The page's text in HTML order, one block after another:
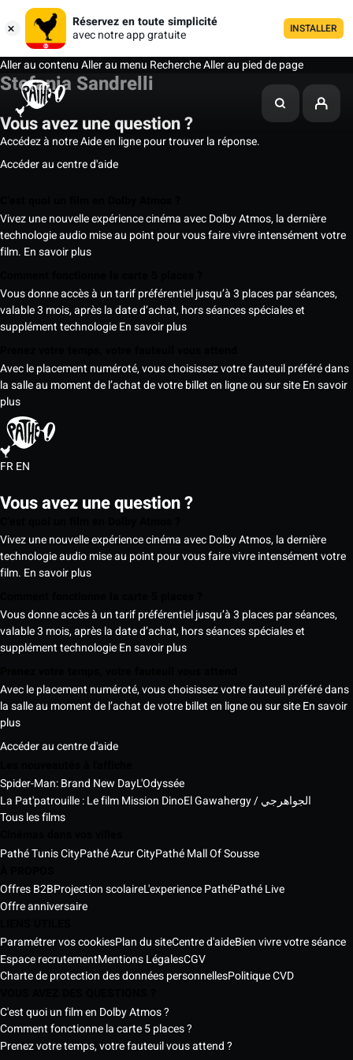
Réservez en toute simplicité
avec notre app gratuite
INSTALLER
Aller au contenuAller au menu RechercheAller au pied de page
Stefania Sandrelli
Vous avez une question ?
Accédez à notre Aide en ligne pour trouver la réponse.
Accéder au centre d'aide
Vivez une nouvelle expérience cinéma avec Dolby Atmos, la dernière
technologie audio mise au point pour vous faire vivre intensément votre
film. En savoir plus
Vous donne accès à un tarif préférentiel jusqu’à 3 places par séances,
valable 3 mois, après la date d’achat, hors séances spéciales et
supplément technologieEn savoir plus
Avec le placement numéroté, vous choisissez votre fauteuil préféré dans
la salle au moment de l’achat de votre billet en ligne ou sur siteEn savoir
plus
FREN
Vous avez une question ?
Vivez une nouvelle expérience cinéma avec Dolby Atmos, la dernière
technologie audio mise au point pour vous faire vivre intensément votre
film. En savoir plus
Vous donne accès à un tarif préférentiel jusqu’à 3 places par séances,
valable 3 mois, après la date d’achat, hors séances spéciales et
supplément technologieEn savoir plus
Avec le placement numéroté, vous choisissez votre fauteuil préféré dans
la salle au moment de l’achat de votre billet en ligne ou sur siteEn savoir
plus
Accéder au centre d'aide
Spider-Man: Brand New DayL'Odyssée
La Pat'patrouille : Le film Mission Dino
El Gawahergy / الجواهرجي
Tous les films
Pathé Tunis CityPathé Azur CityPathé Mall Of Sousse
Offres B2BProjection scolaireL'experience PathéPathé Live
Offre anniversaire
Paramétrer vos cookiesPlan du siteCentre d'aideBien vivre votre séance
Espace recrutementMentions LégalesCGV
Charte de protection des données personnellesPolitique CVD
C'est quoi un film en Dolby Atmos ?
Comment fonctionne la carte 5 places ?
Prenez votre temps, votre fauteuil vous attend ?